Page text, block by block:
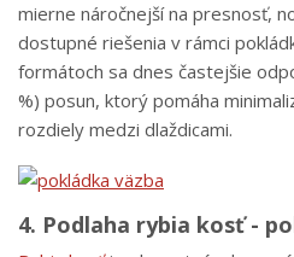
mierne náročnejší na presnosť,
dostupné riešenia v rámci
formátoch sa dnes častejšie
%) posun, ktorý pomáha
rozdiely medzi dlaždicami.
4. Podlaha rybia kosť -